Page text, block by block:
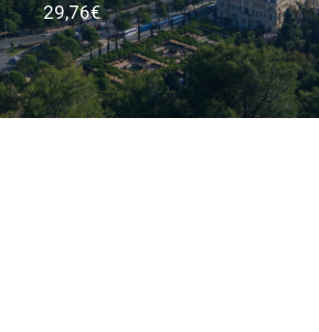
29,76€